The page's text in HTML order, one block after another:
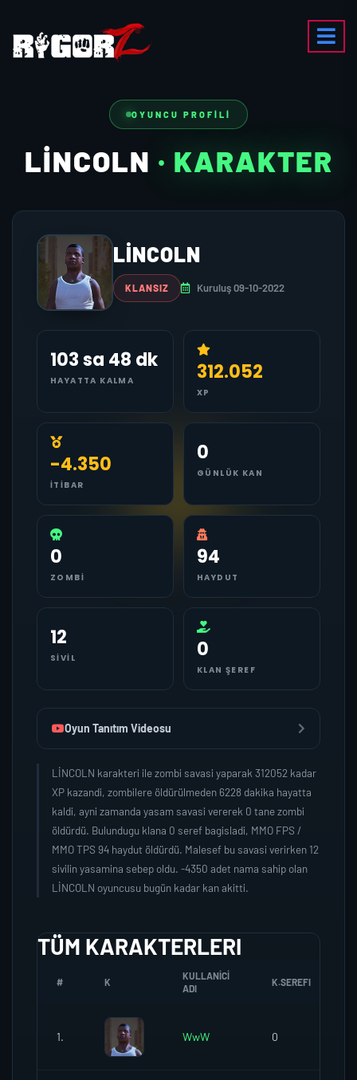
OYUNCU PROFILI
LİNCOLN · KARAKTER
LİNCOLN
KLANSIZ Kuruluş 09-10-2022
103 sa 48 dk
HAYATTA KALMA 312.052
XP
-4.350
İTIBAR
0
GÜNLÜK KAN
0
ZOMBI
94
HAYDUT
12
SIVIL 0
KLAN ŞEREF
Oyun Tanıtım Videosu
LİNCOLN karakteri ile zombi savasi yaparak 312052 kadar
XP kazandi, zombilere öldürülmeden 6228 dakika hayatta
kaldi, ayni zamanda yasam savasi vererek 0 tane zombi
öldürdü. Bulundugu klana 0 seref bagisladi, MMO FPS /
MMO TPS 94 haydut öldürdü. Malesef bu savasi verirken 12
sivilin yasamina sebep oldu. -4350 adet nama sahip olan
LİNCOLN oyuncusu bugün kadar kan akitti.
TÜM KARAKTERLERI
# K
KULLANICI
ADI
K.SEREFI
1. WwW 0